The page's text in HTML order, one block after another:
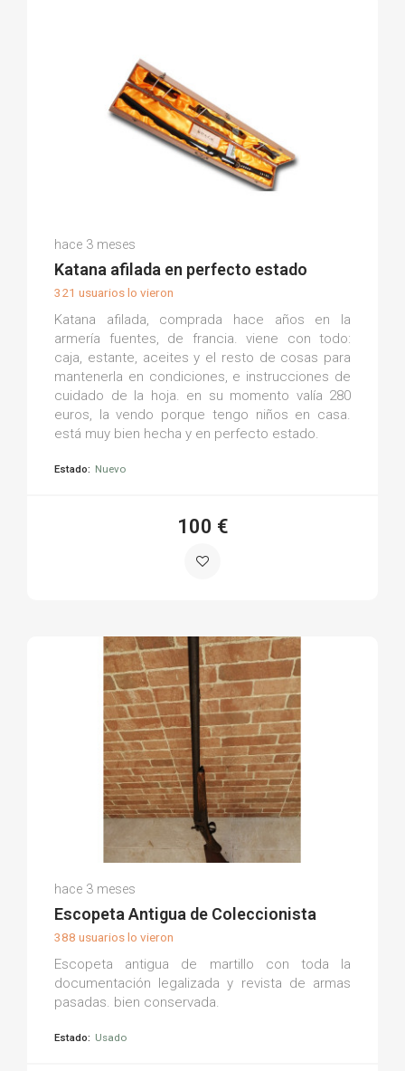
hace 3 meses
Katana afilada en perfecto estado
321 usuarios lo vieron
Katana afilada, comprada hace años en la
armería fuentes, de francia. viene con todo:
caja, estante, aceites y el resto de cosas para
mantenerla en condiciones, e instrucciones de
cuidado de la hoja. en su momento valía 280
euros, la vendo porque tengo niños en casa.
está muy bien hecha y en perfecto estado.
Estado: Nuevo
100 €
hace 3 meses
Escopeta Antigua de Coleccionista
388 usuarios lo vieron
Escopeta antigua de martillo con toda la
documentación legalizada y revista de armas
pasadas. bien conservada.
Estado: Usado